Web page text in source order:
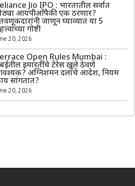
Jio IPO : भारतातील सर्वात
आयपीओंपैकी एक ठरणार?
जाणून घ्याव्यात या 5
गोष्टी
20, 2026
Open Rules Mumbai :
इमारतींचे टेरेस खुले ठेवणे
अग्निशमन दलाचे आदेश, नियम
सांगतात?
20, 2026